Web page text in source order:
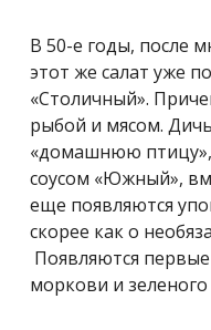
В 50-е годы, после
этот же салат уже
«Столичный».
рыбой и мясом.
«домашнюю птицу»,
соусом «Южный»,
еще появляются
скорее как о
Появляются
моркови и